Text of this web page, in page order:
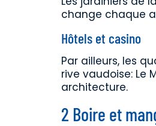
change chaque
Hôtels et casino
Par ailleurs, les
rive vaudoise: Le
architecture.
2 Boire et